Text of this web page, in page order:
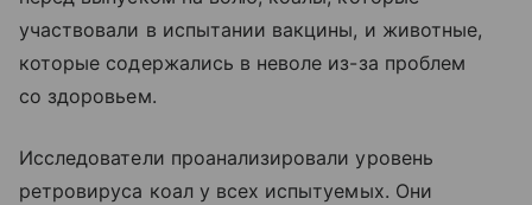
участвовали в испытании вакцины, и животные,
которые содержались в неволе из-за проблем
со здоровьем.
Исследователи проанализировали уровень
ретровируса коал у всех испытуемых. Они